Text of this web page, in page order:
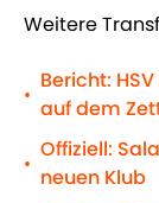
Weitere
•
Bericht:
auf dem
•
Offiziell:
neuen Klub